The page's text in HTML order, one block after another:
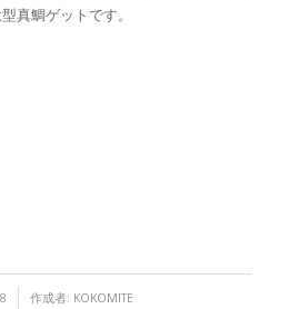
真鯛ゲットです。
作成者: KOKOMITE